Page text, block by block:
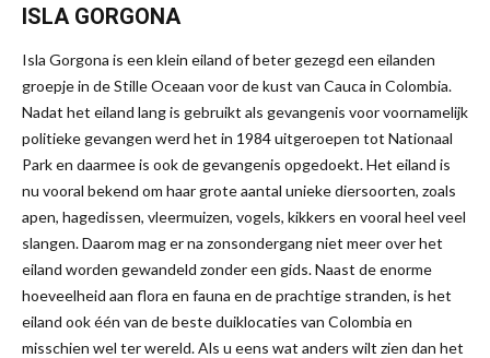
ISLA GORGONA
Isla Gorgona is een klein eiland of beter gezegd een eilanden
groepje in de Stille Oceaan voor de kust van Cauca in Colombia.
Nadat het eiland lang is gebruikt als gevangenis voor voornamelijk
politieke gevangen werd het in 1984 uitgeroepen tot Nationaal
Park en daarmee is ook de gevangenis opgedoekt. Het eiland is
nu vooral bekend om haar grote aantal unieke diersoorten, zoals
apen, hagedissen, vleermuizen, vogels, kikkers en vooral heel veel
slangen. Daarom mag er na zonsondergang niet meer over het
eiland worden gewandeld zonder een gids. Naast de enorme
hoeveelheid aan flora en fauna en de prachtige stranden, is het
eiland ook één van de beste duiklocaties van Colombia en
misschien wel ter wereld. Als u eens wat anders wilt zien dan het